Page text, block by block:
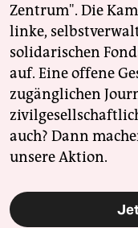
Zentrum". Die
linke,
solidarischen
auf. Eine offene
zugänglichen
auch? Dann
unsere Aktion.